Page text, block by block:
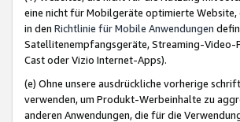
eine nicht für Mobilgeräte optimierte
in den Richtlinie für Mobile Anwendungen
Satellitenempfangsgeräte, Streaming-Video-
Cast oder Vizio Internet-Apps).
(e) Ohne unsere ausdrückliche vorherige
verwenden, um Produkt-Werbeinhalte zu
anderen Anwendungen, die für die